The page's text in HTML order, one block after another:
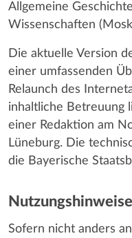
Allgemeine
Wissenschaften
Die aktuelle Version
einer umfassenden
Relaunch des
inhaltliche Betreuung
einer Redaktion am
Lüneburg. Die
die Bayerische
Nutzungshinweise
Sofern nicht anders